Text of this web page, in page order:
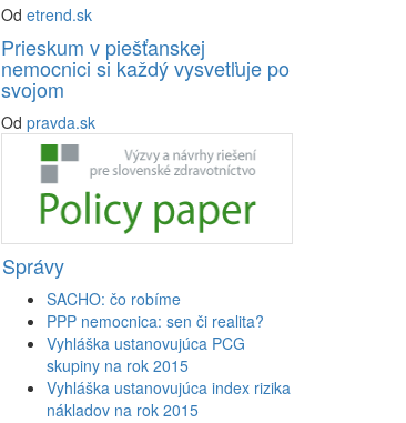
Odetrend.sk
Prieskum v piešťanskej
nemocnici si každý vysvetľuje po
svojom
Odpravda.sk
Správy
SACHO: čo robíme
PPP nemocnica: sen či realita?
Vyhláška ustanovujúca PCG
skupiny na rok 2015
Vyhláška ustanovujúca index rizika
nákladov na rok 2015